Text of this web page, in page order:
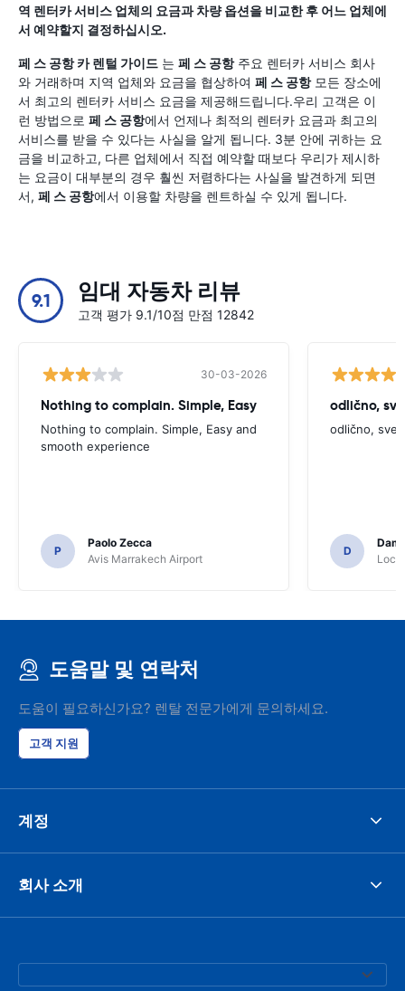
역 렌터카 서비스 업체의 요금과 차량 옵션을 비교한 후 어느 업체에
서 예약할지 결정하십시오.
페 스 공항카 렌털 가이드 는 페 스 공항주요 렌터카 서비스 회사
와 거래하며 지역 업체와 요금을 협상하여 페 스 공항모든 장소에
서 최고의 렌터카 서비스 요금을 제공해드립니다.우리 고객은 이
런 방법으로 페 스 공항에서 언제나 최적의 렌터카 요금과 최고의
서비스를 받을 수 있다는 사실을 알게 됩니다. 3분 안에 귀하는 요
금을 비교하고, 다른 업체에서 직접 예약할 때보다 우리가 제시하
는 요금이 대부분의 경우 훨씬 저렴하다는 사실을 발견하게 되면
서, 페 스 공항에서 이용할 차량을 렌트하실 수 있게 됩니다.
9.1 임대 자동차 리뷰
고객 평가 9.1/10점 만점 12842
30-03-2026
Nothing to complain. Simple, Easy
Nothing to complain. Simple, Easy and
smooth experience
P
Paolo Zecca
Avis Marrakech Airport
odlično,
odlično, sve
D
도움말 및 연락처
도움이 필요하신가요? 렌탈 전문가에게 문의하세요.
고객 지원
계정
회사 소개